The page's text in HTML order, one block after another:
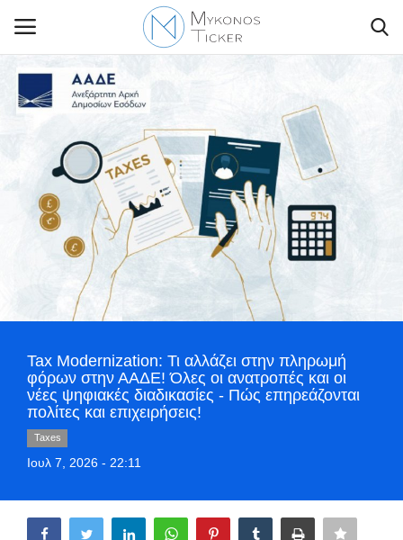
Contact Us
Politique
Business
Greece
Style Adorés
Entertainment
Tax Modernization: Τι αλλάζει στην πληρωμή
φόρων στην ΑΑΔΕ! Όλες οι ανατροπές και οι
νέες ψηφιακές διαδικασίες - Πώς επηρεάζονται
πολίτες και επιχειρήσεις!
Taxes
Ιουλ 7, 2026 - 22:11